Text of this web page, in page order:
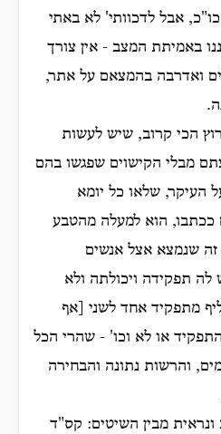
אבל לדכוותי' לא באתי
באמיתת המצב - אין צורך
ואדרבה בהמצאם על אתר,
הכי קרוב, שיש לעשות
מבלי הקישוים שפגשו בהם
העיקר, שלאו כל יומא
ככתבו, הוא למעלה מהטבע
זה שנמצא אצל אנשים
תפקידה ויכולתה ולא
מתפקיד אחד לשני [אף
או לא וכו' - שהרי הכל
והרשות נתונה והבחירה
ונראית מבין השיטים: קס"ד